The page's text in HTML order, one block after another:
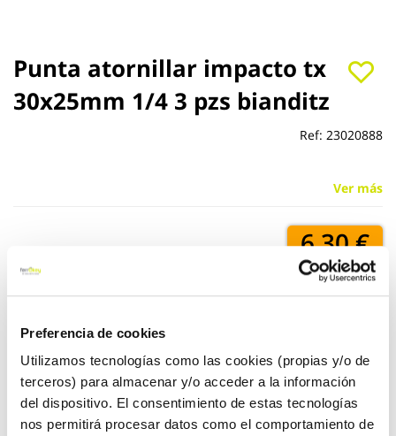
Preferencia de cookies
Utilizamos tecnologías como las cookies (propias y/o de
terceros) para almacenar y/o acceder a la información
del dispositivo. El consentimiento de estas tecnologías
nos permitirá procesar datos como el comportamiento de
Punta atornillar impacto tx
30x25mm 1/4 3 pzs bianditz
Ref: 23020888
Ver más
6,30 €
Click&Collect - Recogida gratis
en nuestras tiendas
Envío a domicilio:
5 días hábiles
Saltar
al
comienzo
de